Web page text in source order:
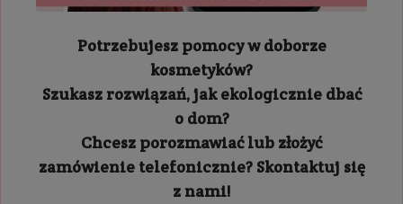
Potrzebujesz pomocy w doborze
kosmetyków?
Szukasz rozwiązań, jak ekologicznie dbać
o dom?
Chcesz porozmawiać lub złożyć
zamówienie telefonicznie? Skontaktuj się
z nami!